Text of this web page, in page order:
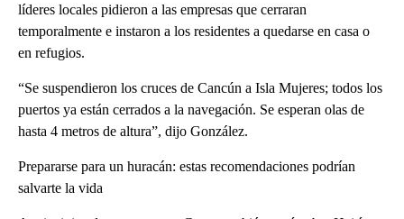
líderes locales pidieron a las empresas que cerraran
temporalmente e instaron a los residentes a quedarse en casa o
en refugios.
“Se suspendieron los cruces de Cancún a Isla Mujeres; todos los
puertos ya están cerrados a la navegación. Se esperan olas de
hasta 4 metros de altura”, dijo González.
Prepararse para un huracán: estas recomendaciones podrían
salvarte la vida